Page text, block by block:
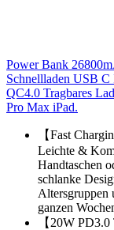
Power Bank
Schnellladen USB
QC4.0 Tragbares
Pro Max iPad.
【Fast
Leichte &
Handtaschen
schlanke
Altersgruppen
ganzen
【20W